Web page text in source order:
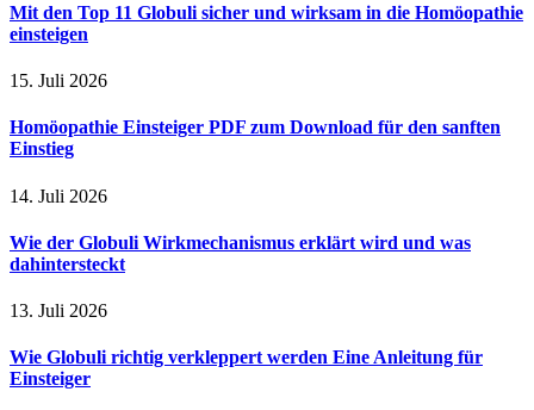
Mit den Top 11 Globuli sicher und wirksam in die Homöopathie
einsteigen
15. Juli 2026
Homöopathie Einsteiger PDF zum Download für den sanften
Einstieg
14. Juli 2026
Wie der Globuli Wirkmechanismus erklärt wird und was
dahintersteckt
13. Juli 2026
Wie Globuli richtig verkleppert werden Eine Anleitung für
Einsteiger